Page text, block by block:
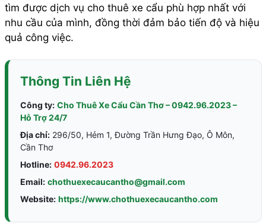
tìm được dịch vụ cho thuê xe cẩu phù hợp nhất với
nhu cầu của mình, đồng thời đảm bảo tiến độ và hiệu
quả công việc.
Thông Tin Liên Hệ
Công ty: Cho Thuê Xe Cẩu Cần Thơ – 0942.96.2023 –
Hỗ Trợ 24/7
Địa chỉ:296/50, Hẻm 1, Đường Trần Hưng Đạo, Ô Môn,
Cần Thơ
Hotline: 0942.96.2023
Email: chothuexecaucantho@gmail.com
Website: https://www.chothuexecaucantho.com